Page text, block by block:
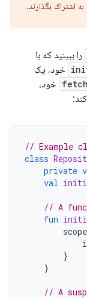
به اشتراک بگذارند.
را ببینید که با
خود، یک
خود،
// Example
class
private
val
// A
fun
scope
}
}
// A